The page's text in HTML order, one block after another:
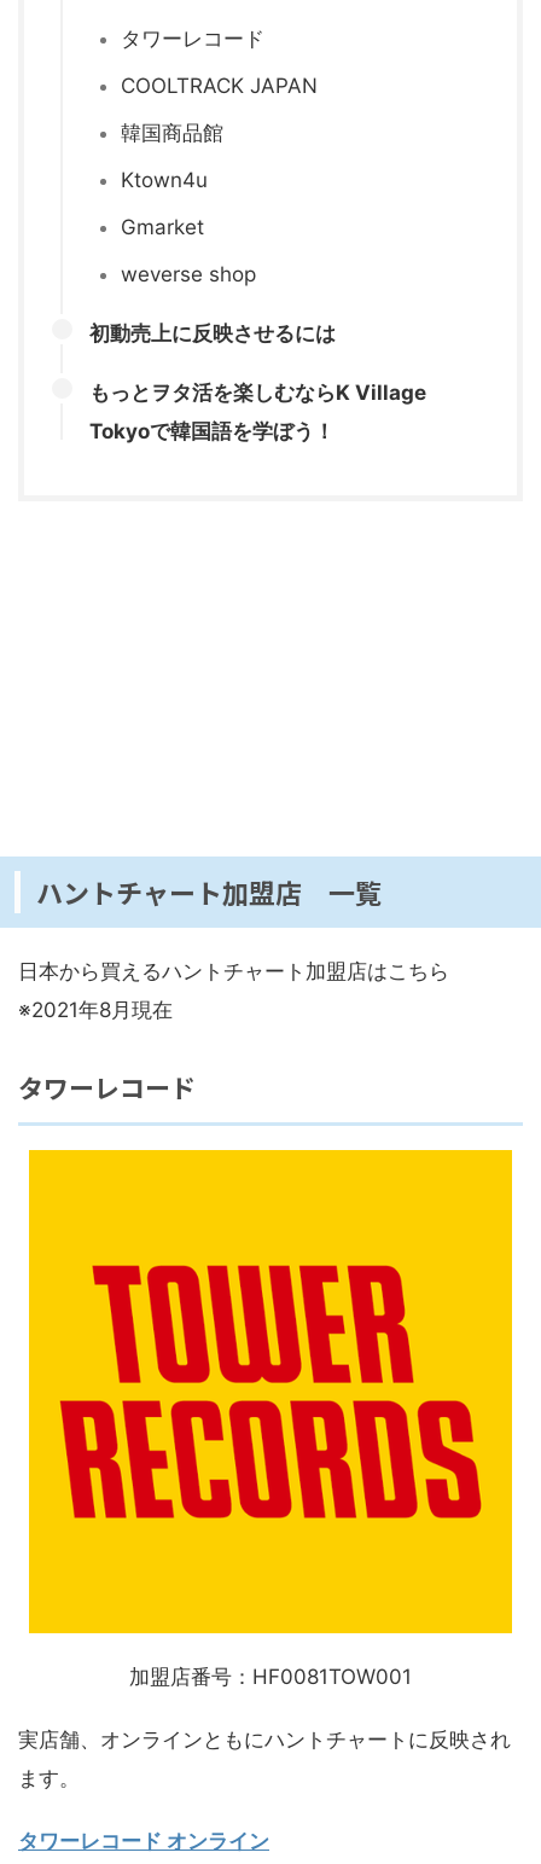
タワーレコード
COOLTRACK JAPAN
韓国商品館
Ktown4u
Gmarket
weverse shop
初動売上に反映させるには
もっとヲタ活を楽しむならK Village
Tokyoで韓国語を学ぼう！
ハントチャート加盟店 一覧
日本から買えるハントチャート加盟店はこちら
※2021年8月現在
タワーレコード
加盟店番号：HF0081TOW001
実店舗、オンラインともにハントチャートに反映され
ます。
タワーレコード オンライン